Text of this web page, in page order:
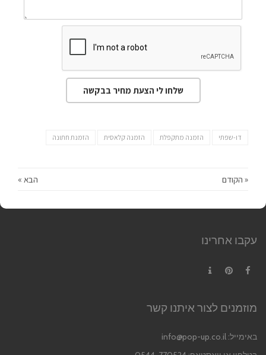
שלחו לי הצעת מחיר בבקשה
דו-שפתי הזמנה מתקפלת הזמנה קלאסית הזמנת חתונה
« הקודם הבא »
עקבו אחרינו
מוזמנים לצור איתנו קשר
באימייל: info@pop-up.co.il